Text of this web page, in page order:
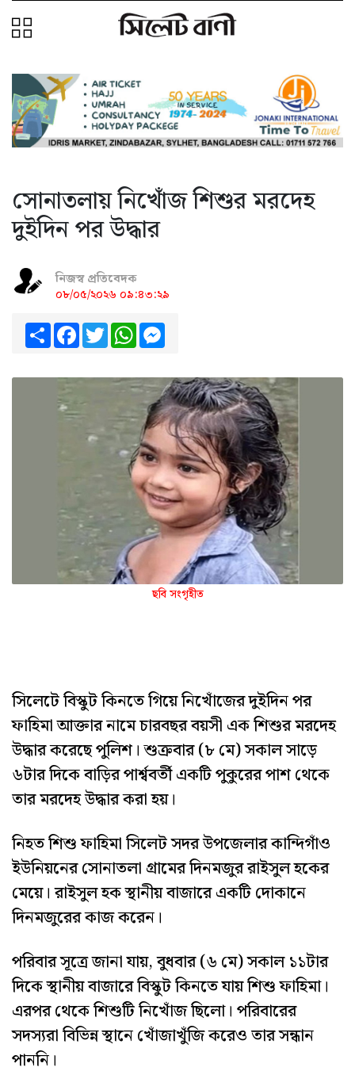
সোনাতলায় নিখোঁজ শিশুর মরদেহ
দুইদিন পর উদ্ধার
নিজস্ব প্রতিবেদক
০৮/০৫/২০২৬ ০৯:৪৩:২৯
ShareFacebook
TwitterWhatsApp
ছবি সংগৃহীত
সিলেটে বিস্কুট কিনতে গিয়ে নিখোঁজের দুইদিন পর
ফাহিমা আক্তার নামে চারবছর বয়সী এক শিশুর মরদেহ
উদ্ধার করেছে পুলিশ। শুক্রবার (৮ মে) সকাল সাড়ে
৬টার দিকে বাড়ির পার্শ্ববর্তী একটি পুকুরের পাশ থেকে
তার মরদেহ উদ্ধার করা হয়।
নিহত শিশু ফাহিমা সিলেট সদর উপজেলার কান্দিগাঁও
ইউনিয়নের সোনাতলা গ্রামের দিনমজুর রাইসুল হকের
মেয়ে। রাইসুল হক স্থানীয় বাজারে একটি দোকানে
দিনমজুরের কাজ করেন।
পরিবার সূত্রে জানা যায়, বুধবার (৬ মে) সকাল ১১টার
দিকে স্থানীয় বাজারে বিস্কুট কিনতে যায় শিশু ফাহিমা।
এরপর থেকে শিশুটি নিখোঁজ ছিলো। পরিবারের
সদস্যরা বিভিন্ন স্থানে খোঁজাখুঁজি করেও তার সন্ধান
পাননি।